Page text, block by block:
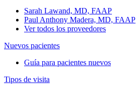
Sarah Lawand, MD, FAAP
Paul Anthony Madera, MD, FAAP
Ver todos los proveedores
Nuevos pacientes
Guía para pacientes nuevos
Tipos de visita